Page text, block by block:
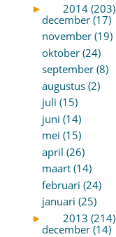
►
2014 (203)
december (17)
november (19)
oktober (24)
september (8)
augustus (2)
juli (15)
juni (14)
mei (15)
april (26)
maart (14)
februari (24)
januari (25)
►
2013 (214)
december (14)